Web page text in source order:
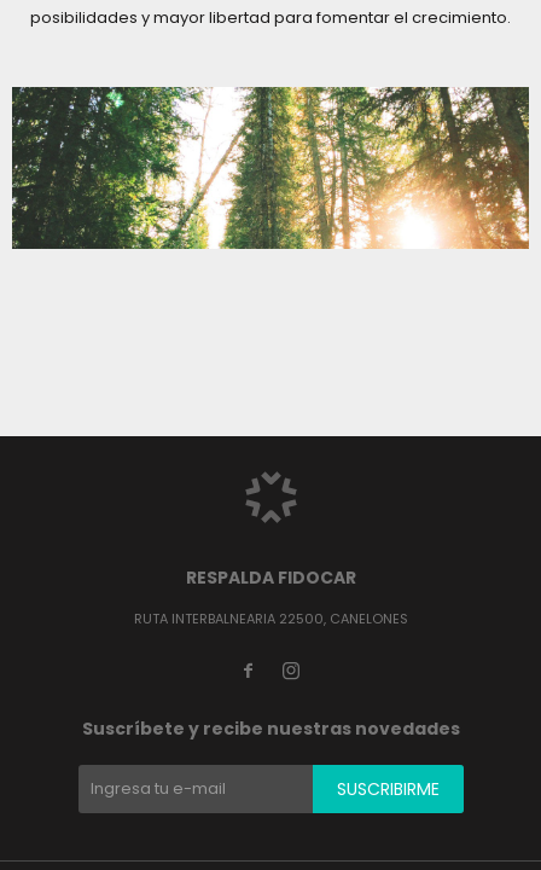
posibilidades y mayor libertad para fomentar el crecimiento.
RESPALDA FIDOCAR
RUTA INTERBALNEARIA 22500, CANELONES
 
Suscríbete y recibe nuestras novedades
SUSCRIBIRME